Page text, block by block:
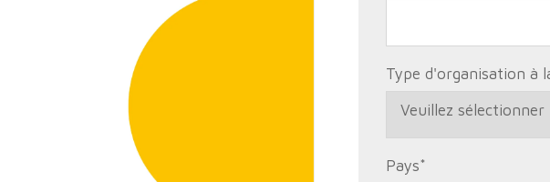
Type d'organisation à
Pays*